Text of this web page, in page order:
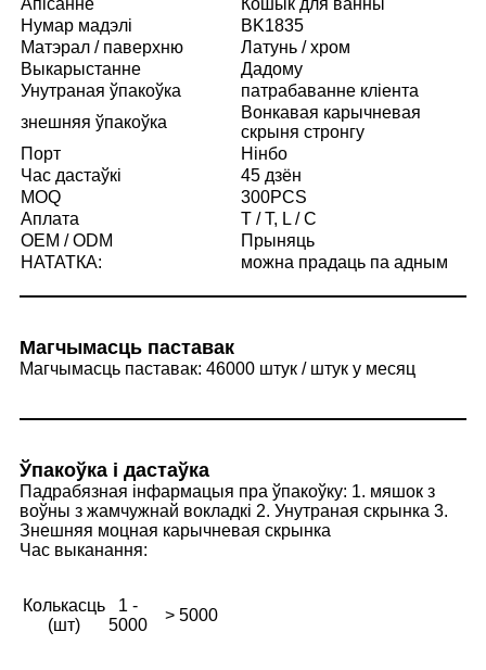
Нумар мадэлі
BK1835
Матэрал / паверхню
Латунь / хром
Выкарыстанне
Дадому
Унутраная ўпакоўка
патрабаванне кліента
знешняя ўпакоўка
Вонкавая карычневая
скрыня стронгу
Порт
Нінбо
Час дастаўкі
45 дзён
MOQ
300PCS
Аплата
T / T, L / C
OEM / ODM
Прыняць
НАТАТКА:
можна прадаць па адным
Магчымасць паставак
Магчымасць паставак: 46000 штук / штук у месяц
Ўпакоўка і дастаўка
Падрабязная інфармацыя пра ўпакоўку: 1. мяшок з
воўны з жамчужнай вокладкі 2. Унутраная скрынка 3.
Знешняя моцная карычневая скрынка
Час выканання:
Колькасць
(шт)
1 -
5000
> 5000